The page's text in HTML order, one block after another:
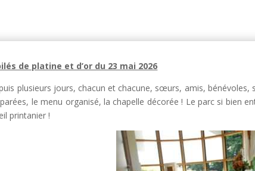
de platine et d’or du 23 mai 2026
plusieurs jours, chacun et chacune, sœurs, amis, bénévoles,
le menu organisé, la chapelle décorée ! Le parc si bien
printanier !